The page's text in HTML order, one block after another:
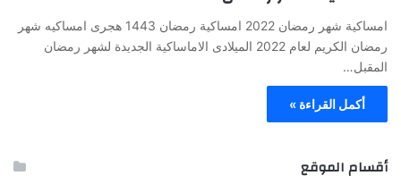
امساكية شهر رمضان 2022 امساكية رمضان 1443 هجرى امساكيه شهر
رمضان الكريم لعام 2022 الميلادى الاماساكية الجديدة لشهر رمضان
المقبل…
أكمل القراءة »
أقسام الموقع